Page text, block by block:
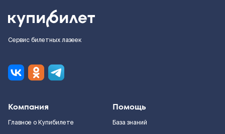
Сервис билетных лазеек
Компания
Главное о Купибилете
Помощь
База знаний